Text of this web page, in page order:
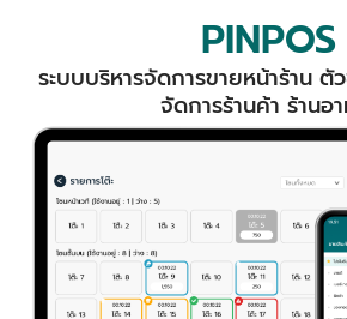
PINPOS
ระบบบริหารจัดการขายหน้าร้าน ตั
จัดการร้านค้า ร้านอ